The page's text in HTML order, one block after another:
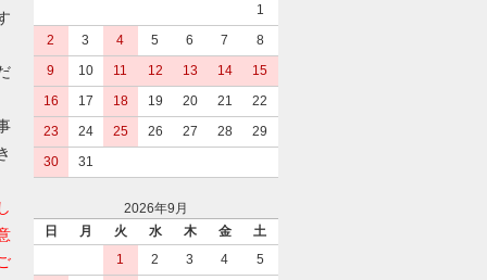
1
2
3 4 5 6 7
8
9
10 11 12 13 14
15
16
17 18 19 20 21
22
23
24 25 26 27 28
29
30
31
2026年9月
日
月 火 水 木 金
土
1
2 3 4
5